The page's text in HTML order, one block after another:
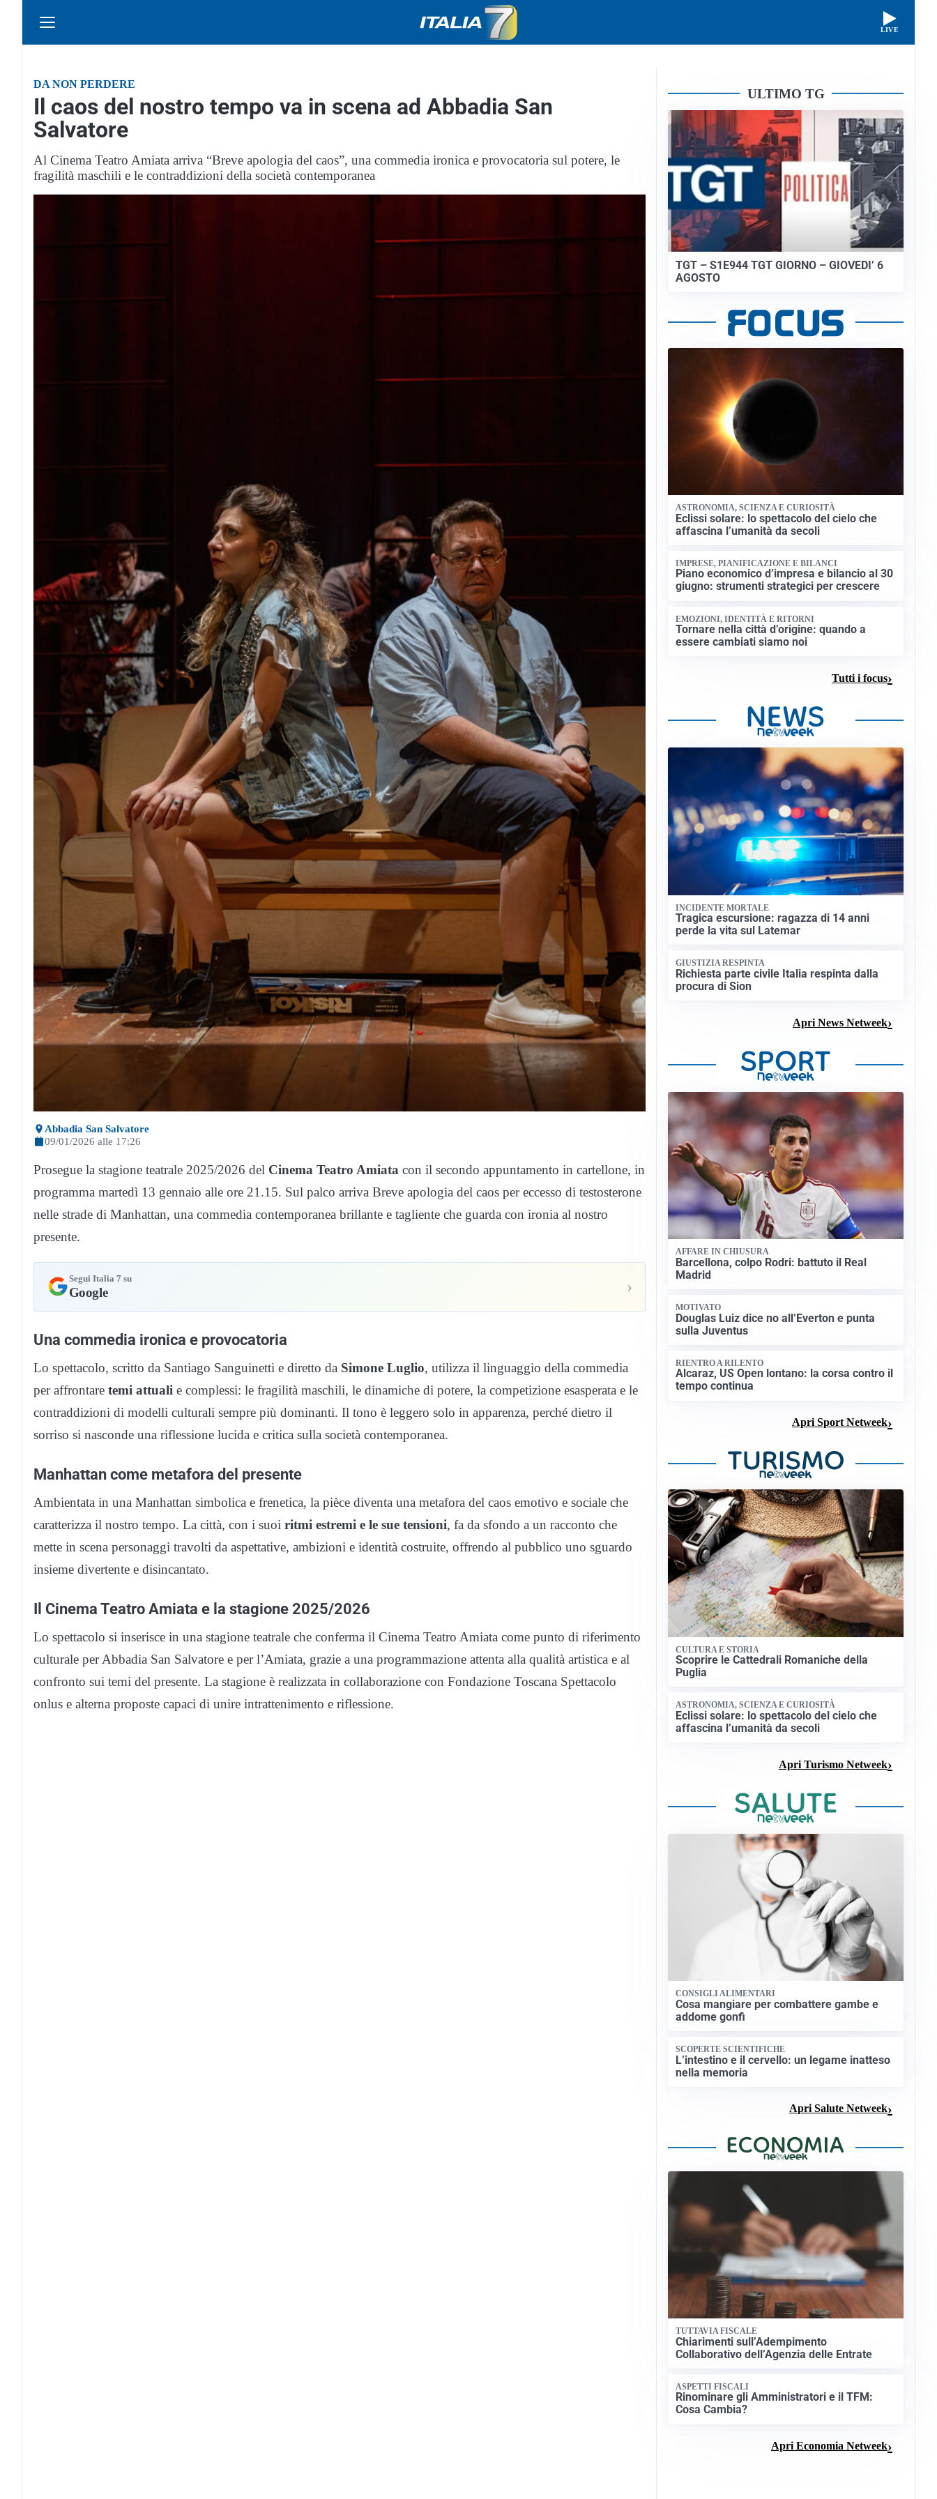
LIVE
DA NON PERDERE
Il caos del nostro tempo va in scena ad Abbadia San
Salvatore
Al Cinema Teatro Amiata arriva “Breve apologia del caos”, una commedia ironica e provocatoria sul potere, le
fragilità maschili e le contraddizioni della società contemporanea
Abbadia San Salvatore
09/01/2026 alle 17:26
Prosegue la stagione teatrale 2025/2026 del Cinema Teatro Amiata con il secondo appuntamento in cartellone, in
programma martedì 13 gennaio alle ore 21.15. Sul palco arriva Breve apologia del caos per eccesso di testosterone
nelle strade di Manhattan, una commedia contemporanea brillante e tagliente che guarda con ironia al nostro
presente.
Segui Italia 7 su
Google ›
Una commedia ironica e provocatoria
Lo spettacolo, scritto da Santiago Sanguinetti e diretto da Simone Luglio, utilizza il linguaggio della commedia
per affrontare temi attuali e complessi: le fragilità maschili, le dinamiche di potere, la competizione esasperata e le
contraddizioni di modelli culturali sempre più dominanti. Il tono è leggero solo in apparenza, perché dietro il
sorriso si nasconde una riflessione lucida e critica sulla società contemporanea.
Manhattan come metafora del presente
Ambientata in una Manhattan simbolica e frenetica, la pièce diventa una metafora del caos emotivo e sociale che
caratterizza il nostro tempo. La città, con i suoi ritmi estremi e le sue tensioni, fa da sfondo a un racconto che
mette in scena personaggi travolti da aspettative, ambizioni e identità costruite, offrendo al pubblico uno sguardo
insieme divertente e disincantato.
Il Cinema Teatro Amiata e la stagione 2025/2026
Lo spettacolo si inserisce in una stagione teatrale che conferma il Cinema Teatro Amiata come punto di riferimento
culturale per Abbadia San Salvatore e per l’Amiata, grazie a una programmazione attenta alla qualità artistica e al
confronto sui temi del presente. La stagione è realizzata in collaborazione con Fondazione Toscana Spettacolo
onlus e alterna proposte capaci di unire intrattenimento e riflessione.
ULTIMO TG
TGT – S1E944 TGT GIORNO – GIOVEDI’ 6
AGOSTO
ASTRONOMIA, SCIENZA E CURIOSITÀ
Eclissi solare: lo spettacolo del cielo che
affascina l’umanità da secoli
IMPRESE, PIANIFICAZIONE E BILANCI
Piano economico d’impresa e bilancio al 30
giugno: strumenti strategici per crescere
EMOZIONI, IDENTITÀ E RITORNI
Tornare nella città d’origine: quando a
essere cambiati siamo noi
Tutti i focus
INCIDENTE MORTALE
Tragica escursione: ragazza di 14 anni
perde la vita sul Latemar
GIUSTIZIA RESPINTA
Richiesta parte civile Italia respinta dalla
procura di Sion
Apri News Netweek
AFFARE IN CHIUSURA
Barcellona, colpo Rodri: battuto il Real
Madrid
MOTIVATO
Douglas Luiz dice no all’Everton e punta
sulla Juventus
RIENTRO A RILENTO
Alcaraz, US Open lontano: la corsa contro il
tempo continua
Apri Sport Netweek
CULTURA E STORIA
Scoprire le Cattedrali Romaniche della
Puglia
ASTRONOMIA, SCIENZA E CURIOSITÀ
Eclissi solare: lo spettacolo del cielo che
affascina l’umanità da secoli
Apri Turismo Netweek
CONSIGLI ALIMENTARI
Cosa mangiare per combattere gambe e
addome gonfi
SCOPERTE SCIENTIFICHE
L’intestino e il cervello: un legame inatteso
nella memoria
Apri Salute Netweek
TUTTAVIA FISCALE
Chiarimenti sull’Adempimento
Collaborativo dell’Agenzia delle Entrate
ASPETTI FISCALI
Rinominare gli Amministratori e il TFM:
Cosa Cambia?
Apri Economia Netweek